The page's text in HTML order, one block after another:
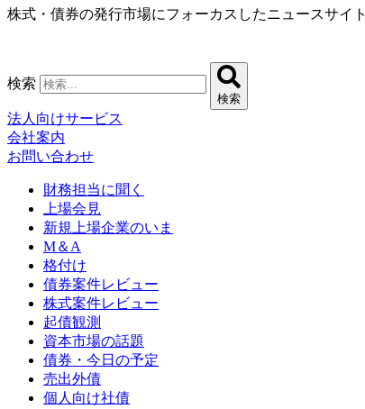
コ
ツ
に
ス
キ
ッ
株式・債券の発行市場にフォーカスしたニュースサイト
検索
検索
法人向けサービス
会社案内
お問い合わせ
財務担当に聞く
上場会見
新規上場企業のいま
M＆A
格付け
債券案件レビュー
株式案件レビュー
起債観測
資本市場の話題
債券・今日の予定
売出外債
個人向け社債